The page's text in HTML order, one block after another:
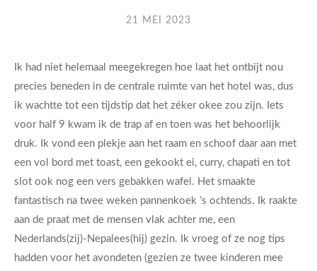
21 MEI 2023
Ik had niet helemaal meegekregen hoe laat het ontbijt nou
precies beneden in de centrale ruimte van het hotel was, dus
ik wachtte tot een tijdstip dat het zéker okee zou zijn. Iets
voor half 9 kwam ik de trap af en toen was het behoorlijk
druk. Ik vond een plekje aan het raam en schoof daar aan met
een vol bord met toast, een gekookt ei, curry, chapati en tot
slot ook nog een vers gebakken wafel. Het smaakte
fantastisch na twee weken pannenkoek ’s ochtends. Ik raakte
aan de praat met de mensen vlak achter me, een
Nederlands(zij)-Nepalees(hij) gezin. Ik vroeg of ze nog tips
hadden voor het avondeten (gezien ze twee kinderen mee